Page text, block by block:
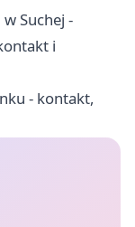
Suchej -
i
- kontakt,